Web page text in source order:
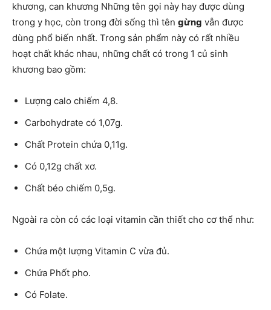
khương, can khương Những tên gọi này hay được dùng
trong y học, còn trong đời sống thì tên gừng vẫn được
dùng phổ biến nhất. Trong sản phẩm này có rất nhiều
hoạt chất khác nhau, những chất có trong 1 củ sinh
khương bao gồm:
Lượng calo chiếm 4,8.
Carbohydrate có 1,07g.
Chất Protein chứa 0,11g.
Có 0,12g chất xơ.
Chất béo chiếm 0,5g.
Ngoài ra còn có các loại vitamin cần thiết cho cơ thể như:
Chứa một lượng Vitamin C vừa đủ.
Chứa Phốt pho.
Có Folate.